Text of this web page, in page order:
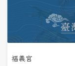
福義宮